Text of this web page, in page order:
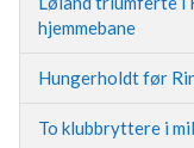
hjemmebane
Hungerholdt før
To klubbryttere i